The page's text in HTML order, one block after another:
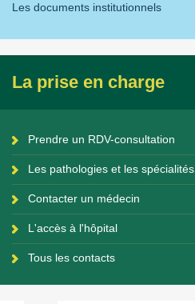
Les documents institutionnels
La prise en charge
Prendre un RDV-consultation
Les pathologies et les spécialités
Contacter un médecin
L'accès à l'hôpital
Tous les contacts